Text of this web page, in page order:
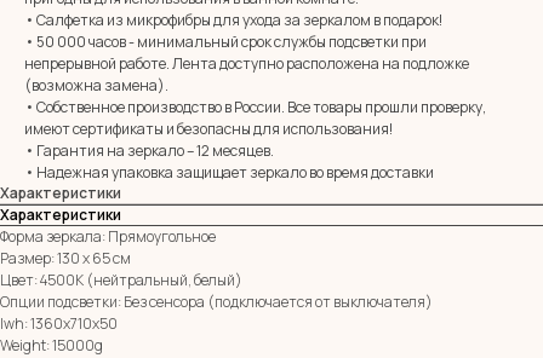
• Салфетка из микрофибры для ухода за зеркалом в подарок!
• 50 000 часов - минимальный срок службы подсветки при
непрерывной работе. Лента доступно расположена на подложке
(возможна замена).
• Собственное производство в России. Все товары прошли проверку,
имеют сертификаты и безопасны для использования!
• Гарантия на зеркало – 12 месяцев.
• Надежная упаковка защищает зеркало во время доставки
Характеристики
Характеристики
Форма зеркала: Прямоугольное
Размер: 130 х 65 см
Цвет: 4500К (нейтральный, белый)
Опции подсветки: Без сенсора (подключается от выключателя)
lwh: 1360x710x50
Weight: 15000g
+7 (961) 595-72-73
E-mail:
Адрес: 350037, г. Краснодар,
х. им. Ленина, ДНТ Виктория,
ул. Казачья, д. 2А
zerkala@ksk23.ru
Остались вопросы?
Оставь заявку и мы с Вами свяжемся
Имя
Телефон
+7